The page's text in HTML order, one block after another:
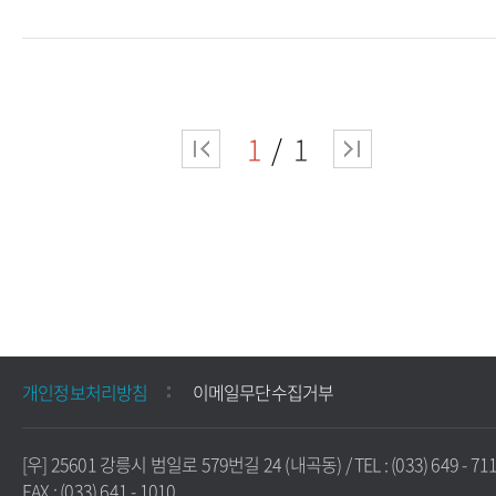
1 1
개인정보처리방침 이메일무단수집거부
[우] 25601 강릉시 범일로 579번길 24 (내곡동) / TEL : (033) 649 -
FAX : (033) 641 - 1010